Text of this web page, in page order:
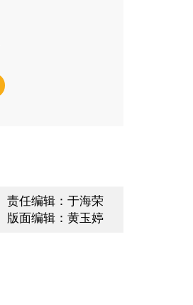
责任编辑：于海荣
版面编辑：黄玉婷